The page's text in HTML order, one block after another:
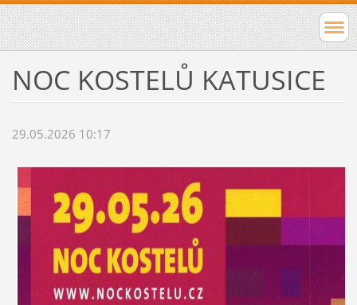
NOC KOSTELŮ KATUSICE
29.05.2026 10:17